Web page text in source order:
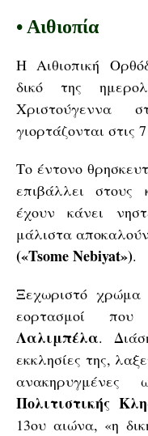
•Αιθιοπία
Η Αιθιοπική
δικό της
γιορτάζονται στις
Το έντονο
επιβάλλει στους
έχουν κάνει
μάλιστα αποκαλούν
(«Tsome Nebiyat»).
Ξεχωριστό χρώμα
εορτασμοί που
Λαλιμπέλα.
εκκλησίες της,
ανακηρυγμένες
Πολιτιστικής
13ου αιώνα, «η